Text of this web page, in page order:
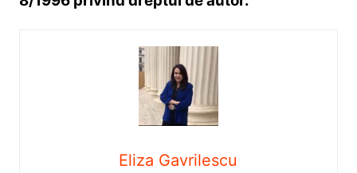
Eliza Gavrilescu